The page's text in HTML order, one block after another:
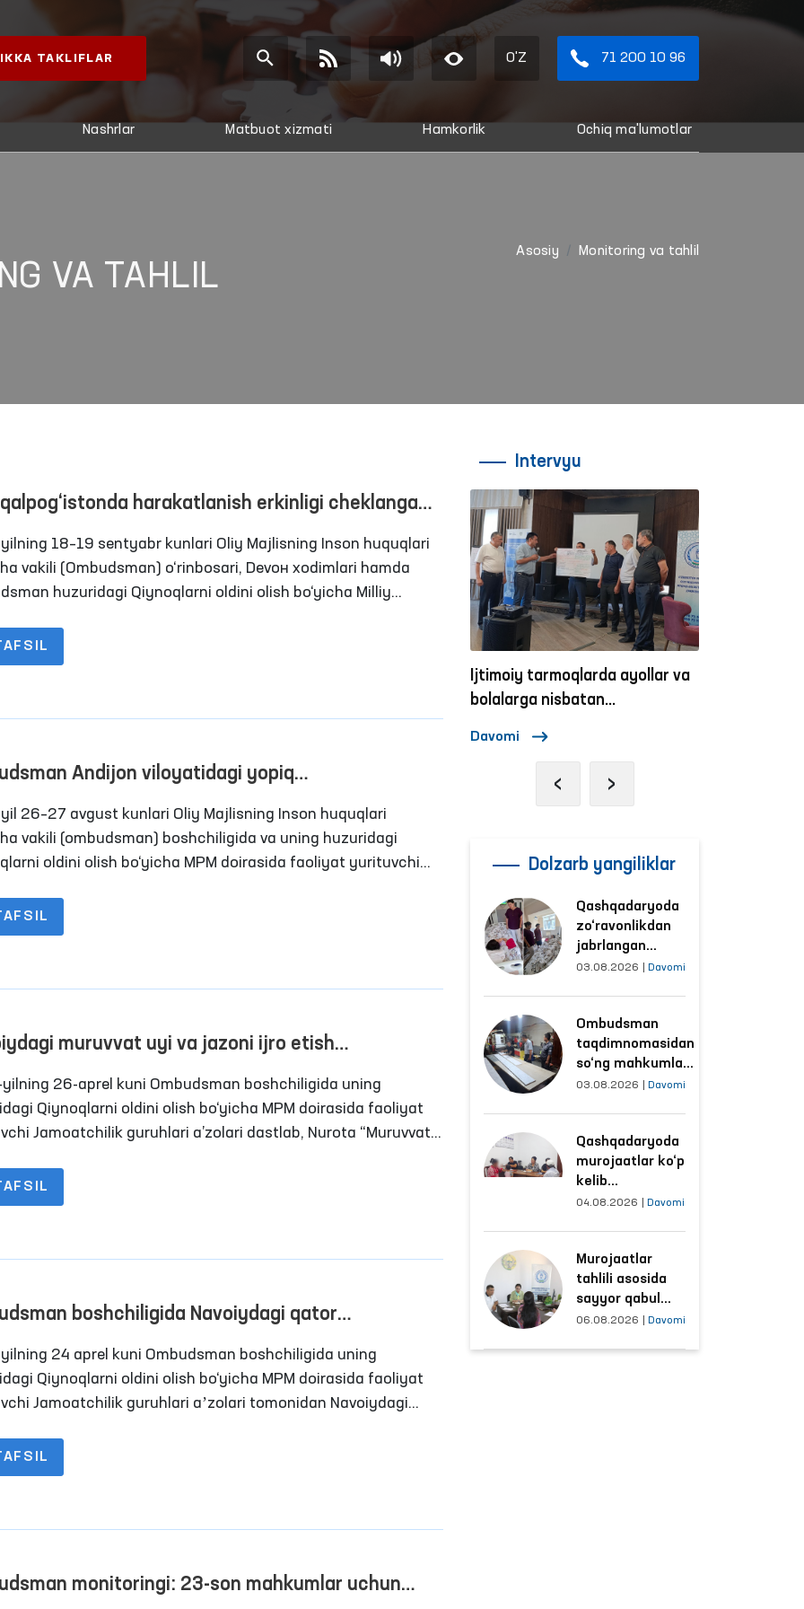
TAKLIFLAR O'Z 71 200 10 96
Nashrlar Matbuot xizmati Hamkorlik Ochiq ma'lumotlar
VA TAHLIL
Asosiy Monitoring va tahlil
harakatlanish erkinligi cheklangan
saqlanadigan yopiq muassasalardagi
o‘rganildi.
18–19 sentyabr kunlari Oliy Majlisning Inson huquqlari
vakili (Ombudsman) o‘rinbosari, Devон xodimlari hamda
huzuridagi Qiynoqlarni oldini olish bo‘yicha Milliy
a’zolari tomonidan Qoraqalpog‘iston Respublikasidagi bir
erkinligi cheklangan shaxslar saqlanadigan
Andijon viloyatidagi yopiq
sharoitlarni o‘rgandi
26–27 avgust kunlari Oliy Majlisning Inson huquqlari
vakili (ombudsman) boshchiligida va uning huzuridagi
oldini olish bo‘yicha MPM doirasida faoliyat yurituvchi
hamda ommaviy axborot vositalari vakillari ishtirokida
viloyatida harakatlanish erkinligi cheklangan shaxslar
muruvvat uyi va jazoni ijro etish
sharoitlar o‘rganildi
26-aprel kuni Ombudsman boshchiligida uning
Qiynoqlarni oldini olish bo‘yicha MPM doirasida faoliyat
Jamoatchilik guruhlari a’zolari dastlab, Nurota “Muruvvat”
amalga oshirishdi. Unda shuningdek, Oliy Majlis Senati
tuman va viloyat kengashi deputatlari va OAV vakillari ham
boshchiligida Navoiydagi qator
erkinligi cheklangan shaxslar
yopiq muassasalardagi sharoitlar
24 aprel kuni Ombudsman boshchiligida uning
Qiynoqlarni oldini olish bo‘yicha MPM doirasida faoliyat
Jamoatchilik guruhlari aʼzolari tomonidan Navoiydagi
Jarayonlarda OAV vakillari ham ishtirok etishdi.
monitoringi: 23-son mahkumlar uchun
Intervyu
darslar o‘tkazilmoqda
Ijtimoiy tarmoqlarda ayollar va
bolalarga nisbatan
Davomi
‹ ›
Dolzarb yangiliklar
Qashqadaryoda
zo‘ravonlikdan
jabrlangan
ayolning holati
o‘rganildi
03.08.2026 Davomi
Ombudsman
taqdimnomasidan
so‘ng mahkumlar
mehnat
sharoitlar
yaxshilandi
03.08.2026 Davomi
Qashqadaryoda
murojaatlar ko‘p
kelib
tushayotgan
yo‘lga qo‘yildi
04.08.2026 Davomi
Murojaatlar
tahlili asosida
sayyor qabul
o‘tkaziladigan
06.08.2026 Davomi